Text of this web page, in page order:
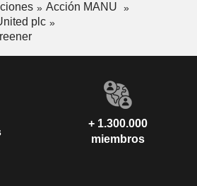
Acción MANU
plc
+ 1.300.000
miembros